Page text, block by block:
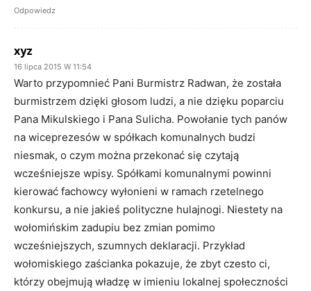
Odpowiedz
xyz
16 lipca 2015 W 11:54
Warto przypomnieć Pani Burmistrz Radwan, że została
burmistrzem dzięki głosom ludzi, a nie dzięku poparciu
Pana Mikulskiego i Pana Sulicha. Powołanie tych panów
na wiceprezesów w spółkach komunalnych budzi
niesmak, o czym można przekonać się czytają
wcześniejsze wpisy. Spółkami komunalnymi powinni
kierować fachowcy wyłonieni w ramach rzetelnego
konkursu, a nie jakieś polityczne hulajnogi. Niestety na
wołomińskim zadupiu bez zmian pomimo
wcześniejszych, szumnych deklaracji. Przykład
wołomiskiego zaścianka pokazuje, że zbyt czesto ci,
którzy obejmują władzę w imieniu lokalnej społeczności